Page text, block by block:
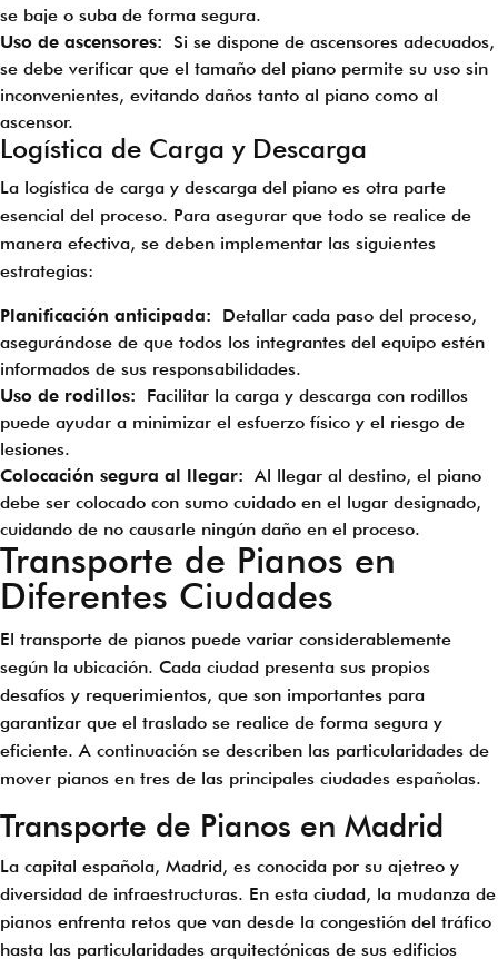
se baje o suba de forma segura.
Uso de ascensores: Si se dispone de ascensores adecuados,
se debe verificar que el tamaño del piano permite su uso sin
inconvenientes, evitando daños tanto al piano como al
ascensor.
Logística de Carga y Descarga
La logística de carga y descarga del piano es otra parte
esencial del proceso. Para asegurar que todo se realice de
manera efectiva, se deben implementar las siguientes
estrategias:
Planificación anticipada: Detallar cada paso del proceso,
asegurándose de que todos los integrantes del equipo estén
informados de sus responsabilidades.
Uso de rodillos: Facilitar la carga y descarga con rodillos
puede ayudar a minimizar el esfuerzo físico y el riesgo de
lesiones.
Colocación segura al llegar: Al llegar al destino, el piano
debe ser colocado con sumo cuidado en el lugar designado,
cuidando de no causarle ningún daño en el proceso.
Transporte de Pianos en
Diferentes Ciudades
El transporte de pianos puede variar considerablemente
según la ubicación. Cada ciudad presenta sus propios
desafíos y requerimientos, que son importantes para
garantizar que el traslado se realice de forma segura y
eficiente. A continuación se describen las particularidades de
mover pianos en tres de las principales ciudades españolas.
Transporte de Pianos en Madrid
La capital española, Madrid, es conocida por su ajetreo y
diversidad de infraestructuras. En esta ciudad, la mudanza de
pianos enfrenta retos que van desde la congestión del tráfico
hasta las particularidades arquitectónicas de sus edificios